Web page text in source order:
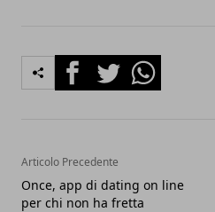
FacebookTwitterWhatsapp
Articolo Precedente
Once, app di dating on line
per chi non ha fretta